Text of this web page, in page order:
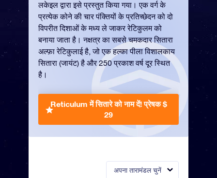
अपना तारामंडल चुनें
लकेइल द्वारा इसे प्रस्तुत किया गया। एक वर्ग के
प्रत्येक कोने की चार पंक्तियों के प्रतिच्छेदन को दो
विपरीत दिशाओं के मध्य ले जाकर रेटिकुलम को
बनाया जाता है। नक्षत्र का सबसे चमकदार सितारा
अल्फ़ा रेटिकुलाई है, जो एक हल्का पीला विशालकाय
सितारा (जायंट) है और 250 प्रकाश वर्ष दूर स्थित
है।
Reticulum में सितारे को नाम दें!प्रेषक $
29